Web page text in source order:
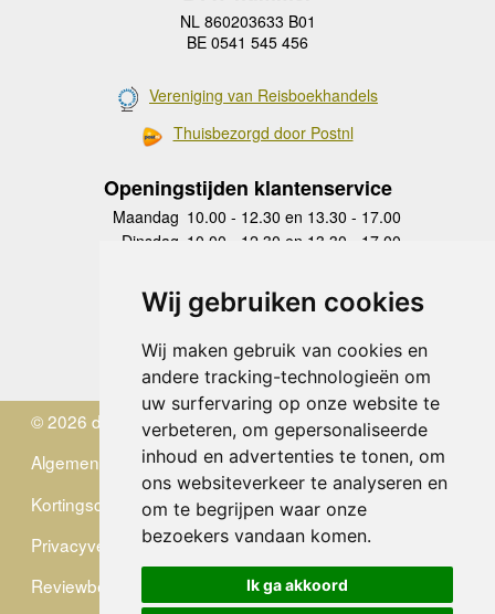
Wij gebruiken cookies
Wij maken gebruik van cookies en
andere tracking-technologieën om
uw surfervaring op onze website te
verbeteren, om gepersonaliseerde
inhoud en advertenties te tonen, om
ons websiteverkeer te analyseren en
om te begrijpen waar onze
bezoekers vandaan komen.
Ik ga akkoord
NL 860203633 B01
BE 0541 545 456
Vereniging van Reisboekhandels
Thuisbezorgd door Postnl
Openingstijden klantenservice
Maandag 10.00 - 12.30 en 13.30 - 17.00
Dinsdag 10.00 - 12.30 en 13.30 - 17.00
Donderdag
10.00 - 12.30 en 13.30 - 17.00
Vrijdag 10.00 - 12.30 en 13.30 - 17.00
Zaterdag
gesloten
Zondag gesloten
© 2026 de Zwerver
Algemene Voorwaarden
Kortingscode
Privacyverklaring
Reviewbeleid